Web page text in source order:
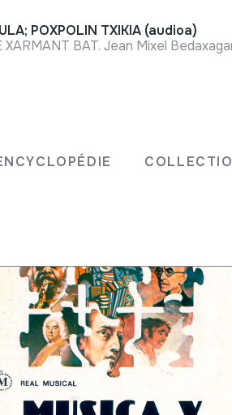
POXPOLIN TXIKIA (audioa)
BAT. Jean Mixel